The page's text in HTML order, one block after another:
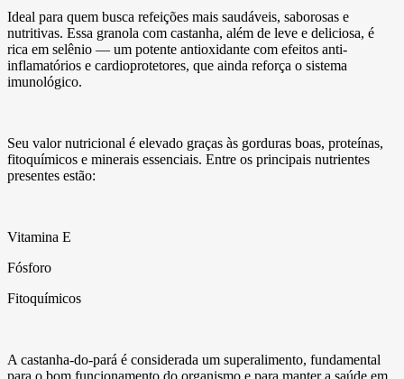
Ideal para quem busca refeições mais saudáveis, saborosas e
nutritivas. Essa granola com castanha, além de leve e deliciosa, é
rica em selênio — um potente antioxidante com efeitos anti-
inflamatórios e cardioprotetores, que ainda reforça o sistema
imunológico.
Seu valor nutricional é elevado graças às gorduras boas, proteínas,
fitoquímicos e minerais essenciais. Entre os principais nutrientes
presentes estão:
Vitamina E
Fósforo
Fitoquímicos
A castanha-do-pará é considerada um superalimento, fundamental
para o bom funcionamento do organismo e para manter a saúde em